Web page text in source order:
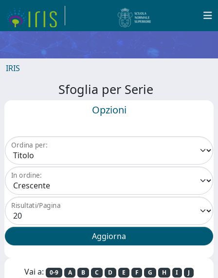
IRIS
Sfoglia per Serie
Opzioni
Ordina per:
In ordine:
Risultati/Pagina
Vai a: 0-9 A B C D E F G H I
J